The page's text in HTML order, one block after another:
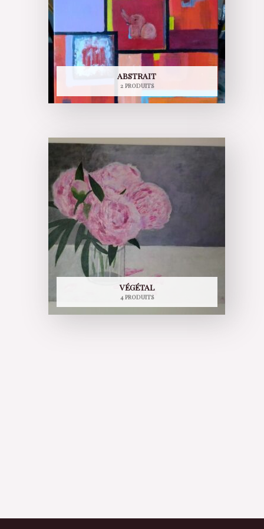
ABSTRAIT
2 PRODUITS
VÉGÉTAL
4 PRODUITS